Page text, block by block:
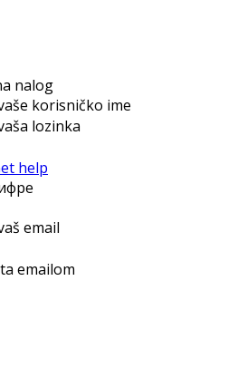
nalog
korisničko ime
lozinka
help
email
emailom